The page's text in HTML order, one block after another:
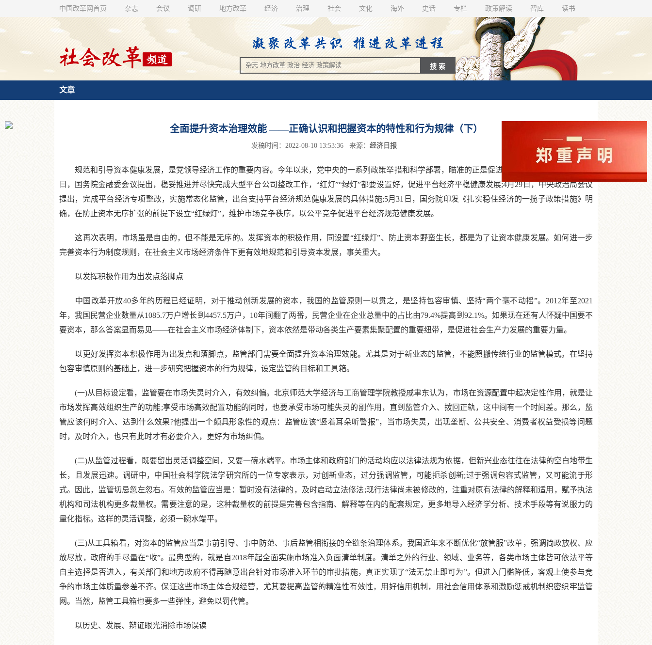
中国改革网首页 杂志 会议 调研 地方改革 经济 治理 社会 文化 海外 史话 专栏 政策解读 智库 读书
文章
全面提升资本治理效能 ——正确认识和把握资本的特性和行为规律（下）
发稿时间：2022-08-10 13:53:36 来源： 经济日报
规范和引导资本健康发展，是党领导经济工作的重要内容。今年以来，党中央的一系列政策举措和科学部署，瞄准的正是促进平台经济健康发展。3月16
日，国务院金融委会议提出，稳妥推进并尽快完成大型平台公司整改工作，“红灯”“绿灯”都要设置好，促进平台经济平稳健康发展;4月29日，中央政治局会议
提出，完成平台经济专项整改，实施常态化监管，出台支持平台经济规范健康发展的具体措施;5月31日，国务院印发《扎实稳住经济的一揽子政策措施》明
确，在防止资本无序扩张的前提下设立“红绿灯”，维护市场竞争秩序，以公平竞争促进平台经济规范健康发展。
这再次表明，市场虽是自由的，但不能是无序的。发挥资本的积极作用，同设置“红绿灯”、防止资本野蛮生长，都是为了让资本健康发展。如何进一步
完善资本行为制度规则，在社会主义市场经济条件下更有效地规范和引导资本发展，事关重大。
以发挥积极作用为出发点落脚点
中国改革开放40多年的历程已经证明，对于推动创新发展的资本，我国的监管原则一以贯之，是坚持包容审慎、坚持“两个毫不动摇”。2012年至2021
年，我国民营企业数量从1085.7万户增长到4457.5万户，10年间翻了两番，民营企业在企业总量中的占比由79.4%提高到92.1%。如果现在还有人怀疑中国要不
要资本，那么答案显而易见——在社会主义市场经济体制下，资本依然是带动各类生产要素集聚配置的重要纽带，是促进社会生产力发展的重要力量。
以更好发挥资本积极作用为出发点和落脚点，监管部门需要全面提升资本治理效能。尤其是对于新业态的监管，不能照搬传统行业的监管模式。在坚持
包容审慎原则的基础上，进一步研究把握资本的行为规律，设定监管的目标和工具箱。
(一)从目标设定看，监管要在市场失灵时介入，有效纠偏。北京师范大学经济与工商管理学院教授戚聿东认为，市场在资源配置中起决定性作用，就是让
市场发挥高效组织生产的功能;享受市场高效配置功能的同时，也要承受市场可能失灵的副作用，直到监管介入、拨回正轨，这中间有一个时间差。那么，监
管应该何时介入、达到什么效果?他提出一个颇具形象性的观点：监管应该“竖着耳朵听警报”，当市场失灵，出现垄断、公共安全、消费者权益受损等问题
时，及时介入，也只有此时才有必要介入，更好为市场纠偏。
(二)从监管过程看，既要留出灵活调整空间，又要一碗水端平。市场主体和政府部门的活动均应以法律法规为依据，但新兴业态往往在法律的空白地带生
长，且发展迅速。调研中，中国社会科学院法学研究所的一位专家表示，对创新业态，过分强调监管，可能扼杀创新;过于强调包容式监管，又可能流于形
式。因此，监管切忌忽左忽右。有效的监管应当是：暂时没有法律的，及时启动立法修法;现行法律尚未被修改的，注重对原有法律的解释和适用，赋予执法
机构和司法机构更多裁量权。需要注意的是，这种裁量权的前提是完善包含指南、解释等在内的配套规定，更多地导入经济学分析、技术手段等有说服力的
量化指标。这样的灵活调整，必须一碗水端平。
(三)从工具箱看，对资本的监管应当是事前引导、事中防范、事后监管相衔接的全链条治理体系。我国近年来不断优化“放管服”改革，强调简政放权、应
放尽放，政府的手尽量在“收”。最典型的，就是自2018年起全面实施市场准入负面清单制度。清单之外的行业、领域、业务等，各类市场主体皆可依法平等
自主选择是否进入，有关部门和地方政府不得再随意出台针对市场准入环节的审批措施，真正实现了“法无禁止即可为”。但进入门槛降低，客观上使参与竞
争的市场主体质量参差不齐。保证这些市场主体合规经营，尤其要提高监管的精准性有效性，用好信用机制，用社会信用体系和激励惩戒机制织密织牢监管
网。当然，监管工具箱也要多一些弹性，避免以罚代管。
以历史、发展、辩证眼光消除市场误读